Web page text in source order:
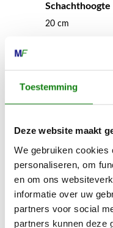
Toestemming
Deze website maakt
We gebruiken cookies
personaliseren, om
en om ons
informatie over uw
partners voor social
partners kunnen deze
Schachthoogte
20 cm
EN ISO17249;
PBM-
S2